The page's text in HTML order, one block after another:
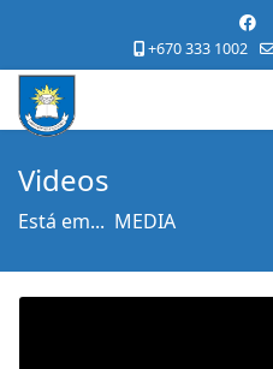
+670 333 1002
Videos
Está em... MEDIA